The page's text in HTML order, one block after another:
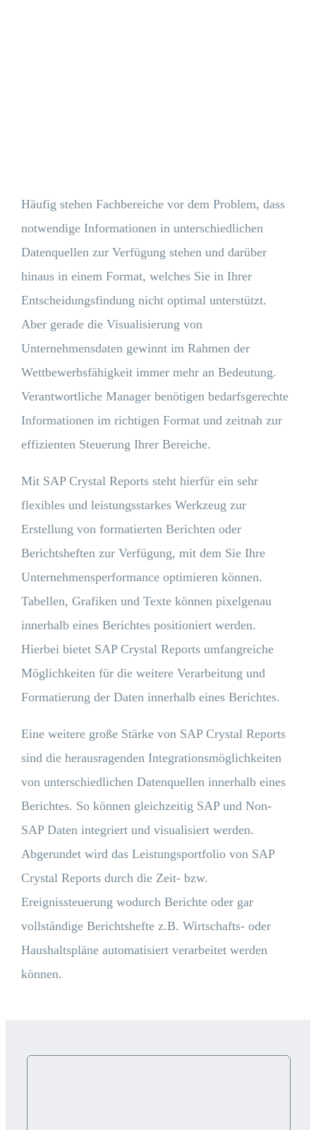
Häufig stehen Fachbereiche vor dem Problem, dass
notwendige Informationen in unterschiedlichen
Datenquellen zur Verfügung stehen und darüber
hinaus in einem Format, welches Sie in Ihrer
Entscheidungsfindung nicht optimal unterstützt.
Aber gerade die Visualisierung von
Unternehmensdaten gewinnt im Rahmen der
Wettbewerbsfähigkeit immer mehr an Bedeutung.
Verantwortliche Manager benötigen bedarfsgerechte
Informationen im richtigen Format und zeitnah zur
effizienten Steuerung Ihrer Bereiche.
Mit SAP Crystal Reports steht hierfür ein sehr
flexibles und leistungsstarkes Werkzeug zur
Erstellung von formatierten Berichten oder
Berichtsheften zur Verfügung, mit dem Sie Ihre
Unternehmensperformance optimieren können.
Tabellen, Grafiken und Texte können pixelgenau
innerhalb eines Berichtes positioniert werden.
Hierbei bietet SAP Crystal Reports umfangreiche
Möglichkeiten für die weitere Verarbeitung und
Formatierung der Daten innerhalb eines Berichtes.
Eine weitere große Stärke von SAP Crystal Reports
sind die herausragenden Integrationsmöglichkeiten
von unterschiedlichen Datenquellen innerhalb eines
Berichtes. So können gleichzeitig SAP und Non-
SAP Daten integriert und visualisiert werden.
Abgerundet wird das Leistungsportfolio von SAP
Crystal Reports durch die Zeit- bzw.
Ereignissteuerung wodurch Berichte oder gar
vollständige Berichtshefte z.B. Wirtschafts- oder
Haushaltspläne automatisiert verarbeitet werden
können.